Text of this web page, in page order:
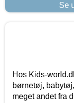
Se
Hos Kids-
børnetøj,
meget andet fra